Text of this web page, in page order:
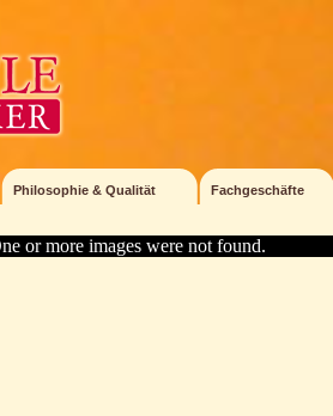
Philosophie & Qualität Fachgeschäfte
or more images were not found.